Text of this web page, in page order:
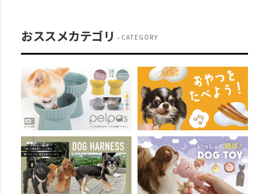
おススメカテゴリ CATEGORY